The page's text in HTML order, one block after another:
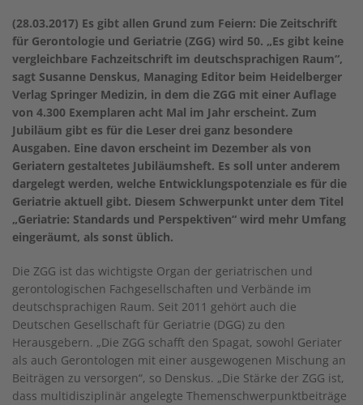
(28.03.2017) Es gibt allen Grund zum Feiern: Die Zeitschrift
für Gerontologie und Geriatrie (ZGG) wird 50. „Es gibt keine
vergleichbare Fachzeitschrift im deutschsprachigen Raum“,
sagt Susanne Denskus, Managing Editor beim Heidelberger
Verlag Springer Medizin, in dem die ZGG mit einer Auflage
von 4.300 Exemplaren acht Mal im Jahr erscheint. Zum
Jubiläum gibt es für die Leser drei ganz besondere
Ausgaben. Eine davon erscheint im Dezember als von
Geriatern gestaltetes Jubiläumsheft. Es soll unter anderem
dargelegt werden, welche Entwicklungspotenziale es für die
Geriatrie aktuell gibt. Diesem Schwerpunkt unter dem Titel
„Geriatrie: Standards und Perspektiven“ wird mehr Umfang
eingeräumt, als sonst üblich.
Die ZGG ist das wichtigste Organ der geriatrischen und
gerontologischen Fachgesellschaften und Verbände im
deutschsprachigen Raum. Seit 2011 gehört auch die
Deutschen Gesellschaft für Geriatrie (DGG) zu den
Herausgebern. „Die ZGG schafft den Spagat, sowohl Geriater
als auch Gerontologen mit einer ausgewogenen Mischung an
Beiträgen zu versorgen“, so Denskus. „Die Stärke der ZGG ist,
dass multidisziplinär angelegte Themenschwerpunktbeiträge